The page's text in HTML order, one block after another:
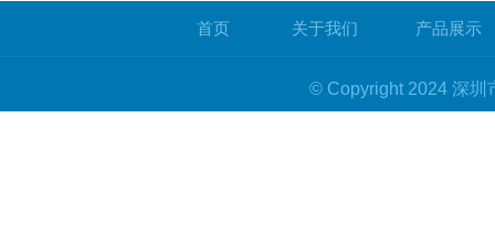
首页 关于我们 产品展示
© Copyright 2024 深圳